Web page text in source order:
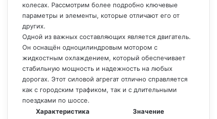
колесах. Рассмотрим более подробно ключевые
параметры и элементы, которые отличают его от
других.
Одной из важных составляющих является двигатель.
Он оснащён одноцилиндровым мотором с
жидкостным охлаждением, который обеспечивает
стабильную мощность и надежность на любых
дорогах. Этот силовой агрегат отлично справляется
как с городским трафиком, так и с длительными
поездками по шоссе.
Характеристика
Значение